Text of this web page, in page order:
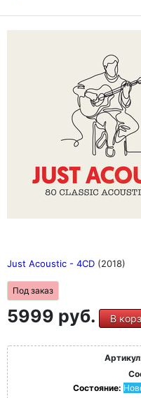
Just Acoustic - 4CD (2018)
Под заказ
5999 руб. В
Состояние: